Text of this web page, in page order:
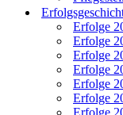
Erfolge
Erfolge
Erfolge
Erfolge
Erfolge
Erfolge
Erfolge